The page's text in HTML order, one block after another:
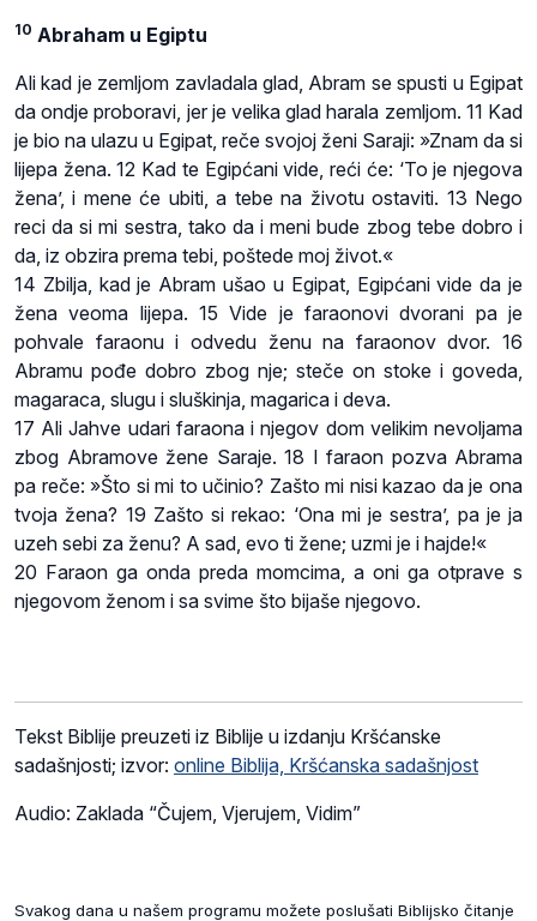
10 Abraham u Egiptu
Ali kad je zemljom zavladala glad, Abram se spusti u Egipat
da ondje proboravi, jer je velika glad harala zemljom. 11 Kad
je bio na ulazu u Egipat, reče svojoj ženi Saraji: »Znam da si
lijepa žena. 12 Kad te Egipćani vide, reći će: ‘To je njegova
žena’, i mene će ubiti, a tebe na životu ostaviti. 13 Nego
reci da si mi sestra, tako da i meni bude zbog tebe dobro i
da, iz obzira prema tebi, poštede moj život.«
14 Zbilja, kad je Abram ušao u Egipat, Egipćani vide da je
žena veoma lijepa. 15 Vide je faraonovi dvorani pa je
pohvale faraonu i odvedu ženu na faraonov dvor. 16
Abramu pođe dobro zbog nje; steče on stoke i goveda,
magaraca, slugu i sluškinja, magarica i deva.
17 Ali Jahve udari faraona i njegov dom velikim nevoljama
zbog Abramove žene Saraje. 18 I faraon pozva Abrama
pa reče: »Što si mi to učinio? Zašto mi nisi kazao da je ona
tvoja žena? 19 Zašto si rekao: ‘Ona mi je sestra’, pa je ja
uzeh sebi za ženu? A sad, evo ti žene; uzmi je i hajde!«
20 Faraon ga onda preda momcima, a oni ga otprave s
njegovom ženom i sa svime što bijaše njegovo.
Tekst Biblije preuzeti iz Biblije u izdanju Kršćanske
sadašnjosti; izvor: online Biblija, Kršćanska sadašnjost
Audio: Zaklada “Čujem, Vjerujem, Vidim”
Svakog dana u našem programu možete poslušati Biblijsko čitanje